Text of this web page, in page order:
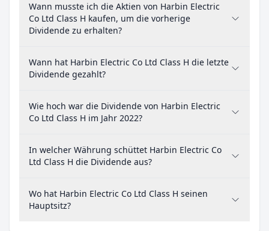
Wann musste ich die Aktien von Harbin Electric
Co Ltd Class H kaufen, um die vorherige
Dividende zu erhalten?
Wann hat Harbin Electric Co Ltd Class H die letzte
Dividende gezahlt?
Wie hoch war die Dividende von Harbin Electric
Co Ltd Class H im Jahr 2022?
In welcher Währung schüttet Harbin Electric Co
Ltd Class H die Dividende aus?
Wo hat Harbin Electric Co Ltd Class H seinen
Hauptsitz?